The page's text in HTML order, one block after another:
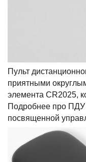
Пульт
приятными
элемента CR2025,
Подробнее про ПДУ
посвященной